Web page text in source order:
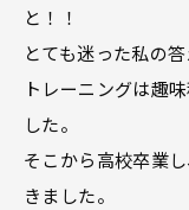
と！！
とても迷った私の
トレーニングは趣
した。
そこから高校卒業
きました。